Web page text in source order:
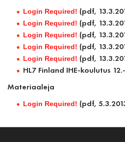
Login Required! (pdf,
Login Required! (pdf,
Login Required! (pdf,
Login Required! (pdf,
Login Required! (pdf,
HL7 Finland IHE-koulutus
Materiaaleja
Login Required! (pdf,